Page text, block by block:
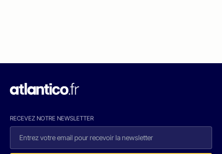
RECEVEZ NOTRE NEWSLETTER